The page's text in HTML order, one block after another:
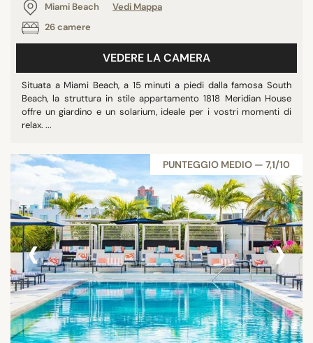
Miami Beach
Vedi Mappa
26 camere
VEDERE LA CAMERA
Situata a Miami Beach, a 15 minuti a piedi dalla famosa South
Beach, la struttura in stile appartamento 1818 Meridian House
offre un giardino e un solarium, ideale per i vostri momenti di
relax. ...
PUNTEGGIO MEDIO — 7,1/10
‹ ›